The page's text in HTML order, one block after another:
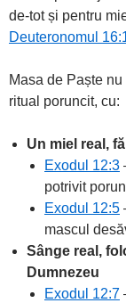
de-tot și pentru
Deuteronomul
Masa de Paște
ritual poruncit, cu:
Un miel real,
Exodul 12:3
potrivit
Exodul 12:5
mascul
Sânge real,
Dumnezeu
Exodul 12:7